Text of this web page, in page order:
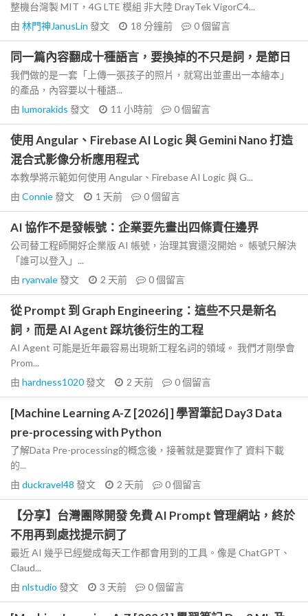
整機台灣製 MIT，4G LTE 模組 非大陸 DrayTek VigorC4...
由 林門神JanusLin 發文 18 分鐘前 0個留言
同一篇內容翻成十種語言，要換掉的不只是詞，是節日
我們做的是一套「上傳一張孩子的照片，就寫出並畫出一本繪本」
的產品，內容要以十種語...
由 lumorakids 發文 11 小時前 0個留言
使用 Angular、Firebase AI Logic 與 Gemini Nano 打造
混合式影像分析應用程式
本教學將示範如何使用 Angular、Firebase AI Logic 與 G...
由 Connie發文 1 天前 0個留言
AI 協作不是發帳號：企業要先畫出四條責任邊界
公司替工程師開好企業版 AI 帳號，治理其實還沒開始。 帳號只解決
「誰可以登入」...
由 ryanvale發文 2 天前 0個留言
從 Prompt 到 Graph Engineering：這些不只是新名
詞，而是 AI Agent 踩坑後衍生的工程
AI Agent 可能是近年最容易出現新工程名詞的領域。 我們才剛學會
Prom...
由 hardness1020發文 2 天前 0個留言
[Machine Learning A-Z [2026] ] 學習筆記 Day3 Data
pre-processing with Python
了解Data Pre-processing的概念後，接著就是要實作了 資料下載
的...
由 duckravel48 發文 2 天前 0個留言
【分享】台灣團隊開發 免費 AI Prompt 管理網站，終於
不用再到處找提示詞了
最近 AI 幾乎已經變成每天工作都會用到的工具。像是 ChatGPT、
Claud...
由 nlstudio 發文 3 天前 0個留言